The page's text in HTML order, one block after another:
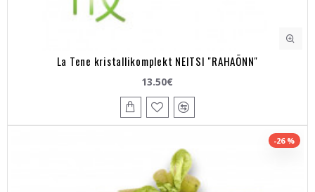
La Tene kristallikomplekt NEITSI "RAHAÕNN"
13.50€
-26 %